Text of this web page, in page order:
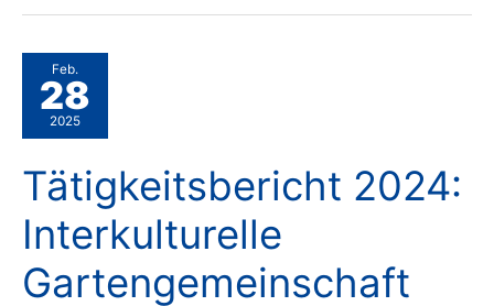
für
Integration
und
Artenvielfalt
Feb.
28
2025
Tätigkeitsbericht 2024:
Interkulturelle
Gartengemeinschaft